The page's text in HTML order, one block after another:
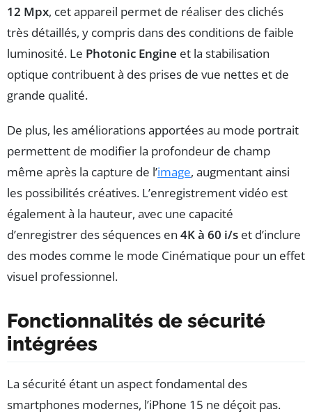
12 Mpx, cet appareil permet de réaliser des clichés
très détaillés, y compris dans des conditions de faible
luminosité. Le Photonic Engine et la stabilisation
optique contribuent à des prises de vue nettes et de
grande qualité.
De plus, les améliorations apportées au mode portrait
permettent de modifier la profondeur de champ
même après la capture de l’image, augmentant ainsi
les possibilités créatives. L’enregistrement vidéo est
également à la hauteur, avec une capacité
d’enregistrer des séquences en 4K à 60 i/s et d’inclure
des modes comme le mode Cinématique pour un effet
visuel professionnel.
Fonctionnalités de sécurité
intégrées
La sécurité étant un aspect fondamental des
smartphones modernes, l’iPhone 15 ne déçoit pas.